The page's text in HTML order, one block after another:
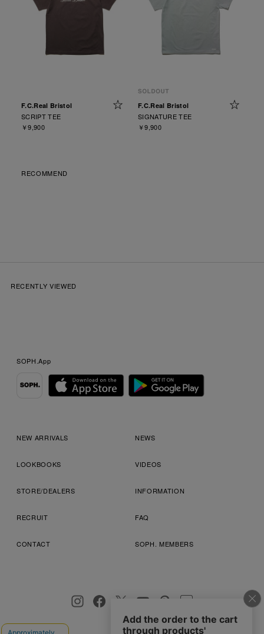
F.C.Real Bristol
SCRIPT TEE
￥9,900
F.C.Real Bristol
SIGNATURE TEE
￥9,900
RECOMMEND
RECENTLY VIEWED
SOPH.App
NEW ARRIVALS NEWS
LOOKBOOKS VIDEOS
STORE/DEALERS INFORMATION
RECRUIT FAQ
CONTACT SOPH. MEMBERS